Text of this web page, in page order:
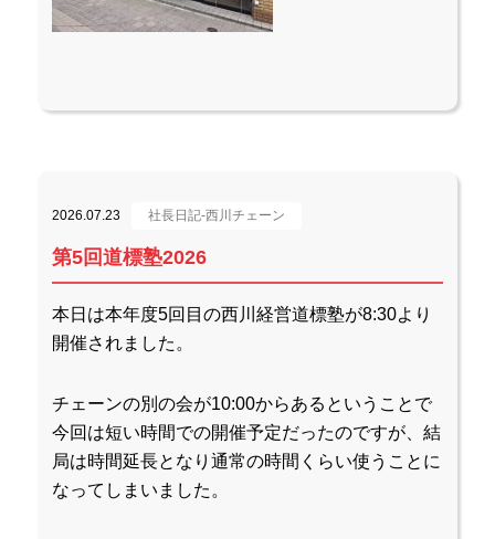
2026.07.23 社長日記-西川チェーン
第5回道標塾2026
本日は本年度5回目の西川経営道標塾が8:30より
開催されました。
チェーンの別の会が10:00からあるということで
今回は短い時間での開催予定だったのですが、結
局は時間延長となり通常の時間くらい使うことに
なってしまいました。